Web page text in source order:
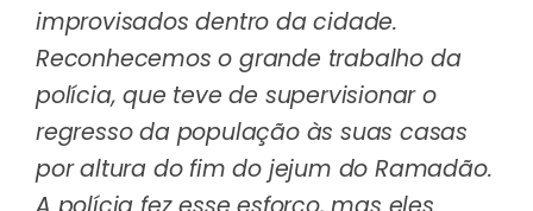
improvisados dentro da cidade.
Reconhecemos o grande trabalho da
polícia, que teve de supervisionar o
regresso da população às suas casas
por altura do fim do jejum do Ramadão.